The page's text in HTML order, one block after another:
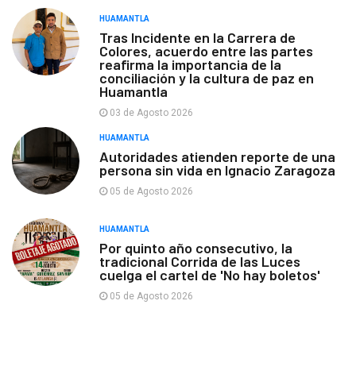
HUAMANTLA
Tras Incidente en la Carrera de
Colores, acuerdo entre las partes
reafirma la importancia de la
conciliación y la cultura de paz en
Huamantla
03 de Agosto 2026
HUAMANTLA
Autoridades atienden reporte de una
persona sin vida en Ignacio Zaragoza
05 de Agosto 2026
HUAMANTLA
Por quinto año consecutivo, la
tradicional Corrida de las Luces
cuelga el cartel de 'No hay boletos'
05 de Agosto 2026